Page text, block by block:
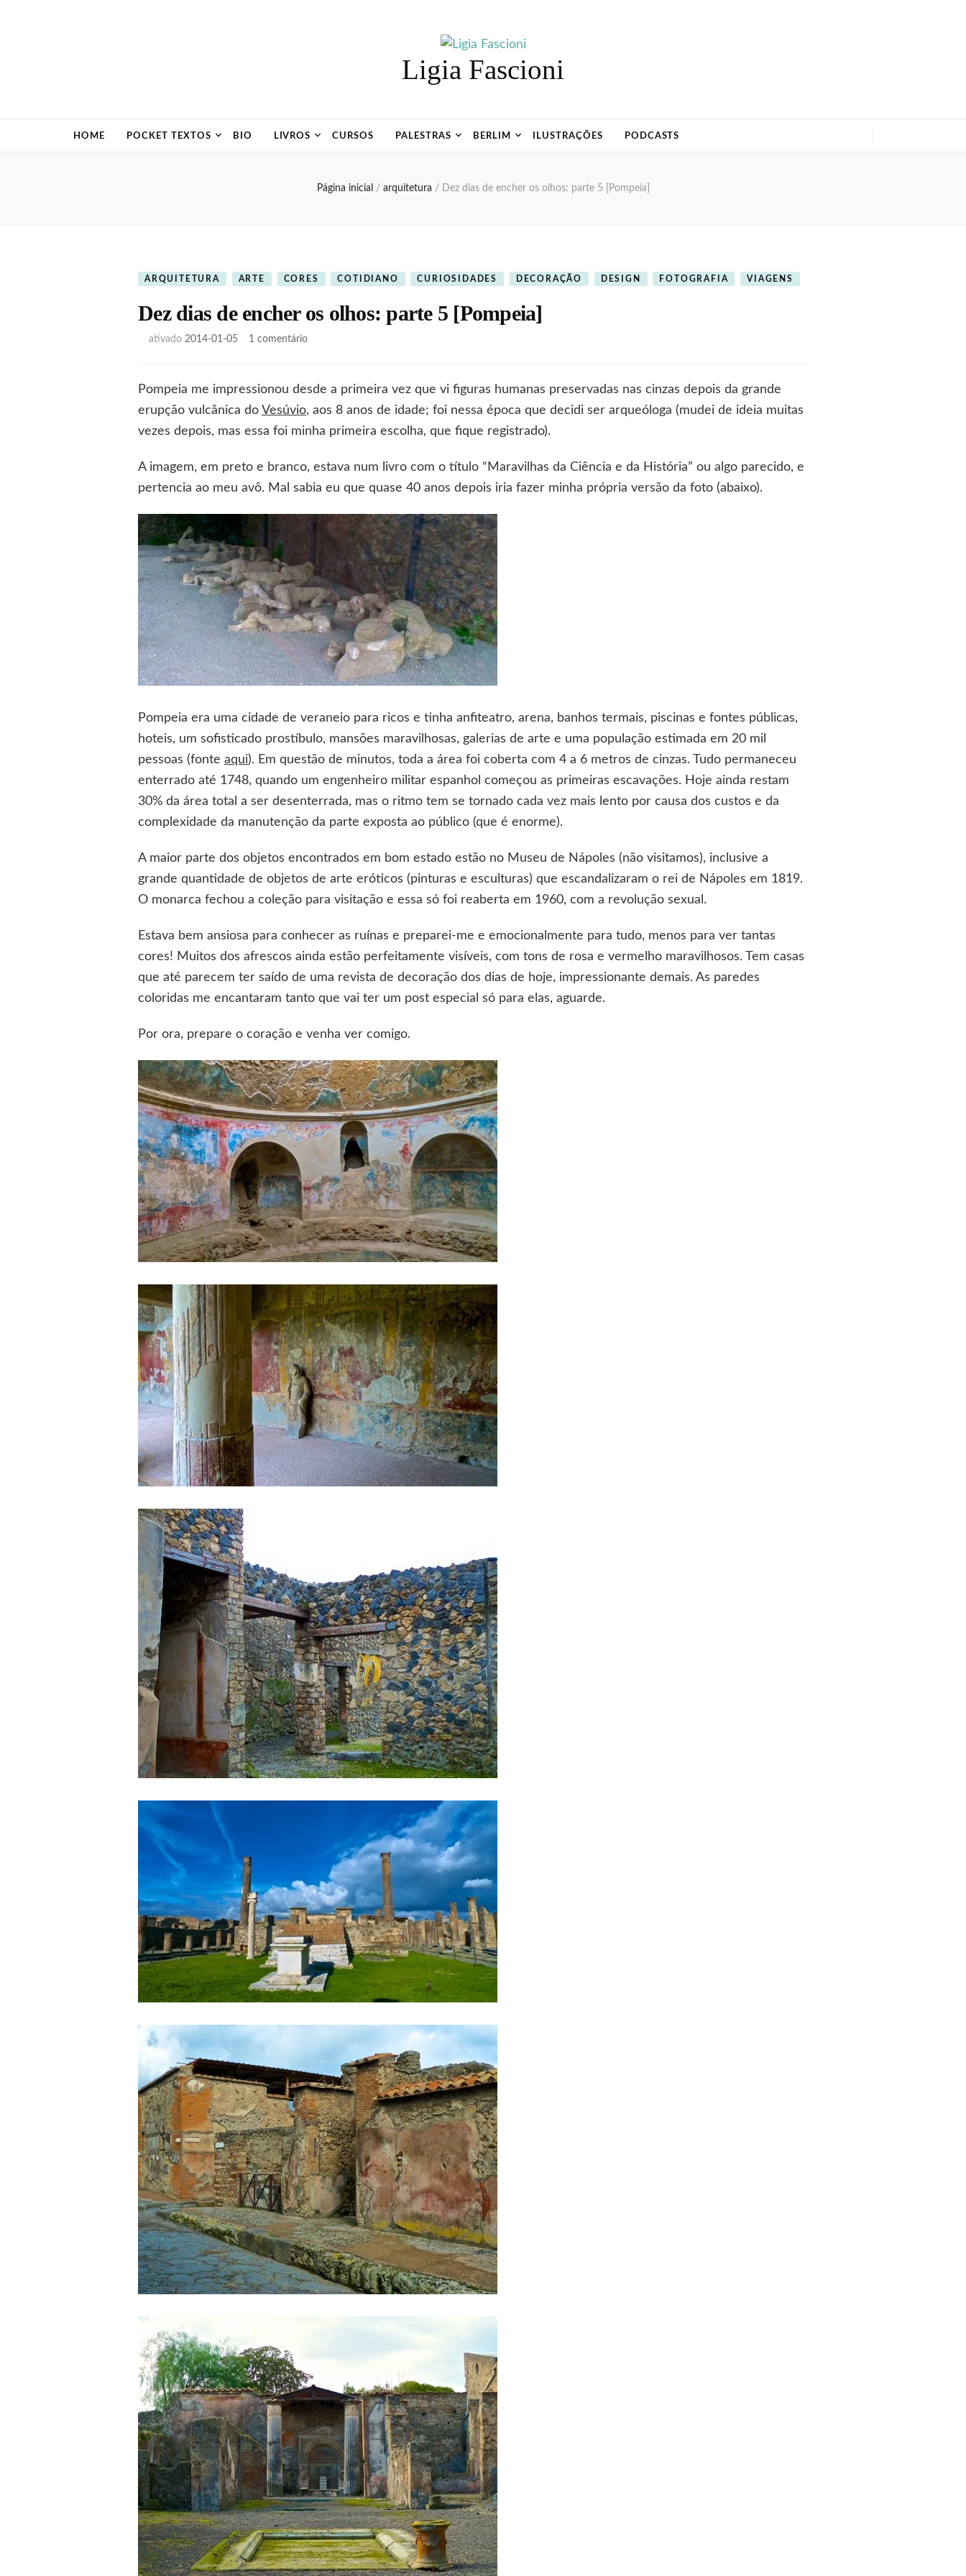
Ligia Fascioni
HOME POCKET TEXTOS BIO LIVROS CURSOS PALESTRAS BERLIM ILUSTRAÇÕES PODCASTS
Página inicial / arquitetura / Dez dias de encher os olhos: parte 5 [Pompeia]
ARQUITETURA ARTE CORES COTIDIANO CURIOSIDADES DECORAÇÃO DESIGN FOTOGRAFIA VIAGENS
Dez dias de encher os olhos: parte 5 [Pompeia]
ativado 2014-01-05 1 comentárioem
os
olhos:
[Pompeia]
Pompeia me impressionou desde a primeira vez que vi figuras humanas preservadas nas cinzas depois da grande
erupção vulcânica do Vesúvio, aos 8 anos de idade; foi nessa época que decidi ser arqueóloga (mudei de ideia muitas
vezes depois, mas essa foi minha primeira escolha, que fique registrado).
A imagem, em preto e branco, estava num livro com o título “Maravilhas da Ciência e da História” ou algo parecido, e
pertencia ao meu avô. Mal sabia eu que quase 40 anos depois iria fazer minha própria versão da foto (abaixo).
Pompeia era uma cidade de veraneio para ricos e tinha anfiteatro, arena, banhos termais, piscinas e fontes públicas,
hoteis, um sofisticado prostíbulo, mansões maravilhosas, galerias de arte e uma população estimada em 20 mil
pessoas (fonte aqui). Em questão de minutos, toda a área foi coberta com 4 a 6 metros de cinzas. Tudo permaneceu
enterrado até 1748, quando um engenheiro militar espanhol começou as primeiras escavações. Hoje ainda restam
30% da área total a ser desenterrada, mas o ritmo tem se tornado cada vez mais lento por causa dos custos e da
complexidade da manutenção da parte exposta ao público (que é enorme).
A maior parte dos objetos encontrados em bom estado estão no Museu de Nápoles (não visitamos), inclusive a
grande quantidade de objetos de arte eróticos (pinturas e esculturas) que escandalizaram o rei de Nápoles em 1819.
O monarca fechou a coleção para visitação e essa só foi reaberta em 1960, com a revolução sexual.
Estava bem ansiosa para conhecer as ruínas e preparei-me e emocionalmente para tudo, menos para ver tantas
cores! Muitos dos afrescos ainda estão perfeitamente visíveis, com tons de rosa e vermelho maravilhosos. Tem casas
que até parecem ter saído de uma revista de decoração dos dias de hoje, impressionante demais. As paredes
coloridas me encantaram tanto que vai ter um post especial só para elas, aguarde.
Por ora, prepare o coração e venha ver comigo.